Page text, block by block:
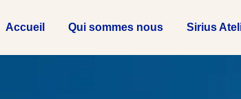
Accueil Qui sommes nous Sirius